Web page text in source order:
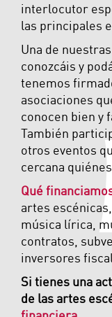
interlocutor
las principales
Una de
conozcáis y
tenemos
asociaciones
conocen bien y
También
otros eventos
cercana
Qué
artes
música lírica,
contratos,
inversores
Si tienes una
de las artes